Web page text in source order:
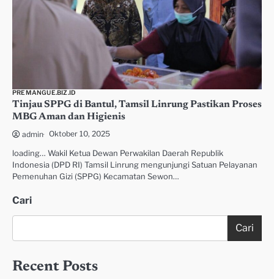
PREMANGUE.BIZ.ID
Tinjau SPPG di Bantul, Tamsil Linrung Pastikan Proses
MBG Aman dan Higienis
admin Oktober 10, 2025
loading… Wakil Ketua Dewan Perwakilan Daerah Republik
Indonesia (DPD RI) Tamsil Linrung mengunjungi Satuan Pelayanan
Pemenuhan Gizi (SPPG) Kecamatan Sewon…
Cari
Cari
Recent Posts